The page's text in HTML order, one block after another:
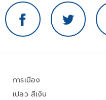
การเมือง
เปลว สีเงิน